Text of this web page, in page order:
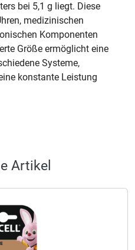
bei 5,1 g liegt. Diese
medizinischen
Komponenten
Größe ermöglicht eine
Systeme,
konstante Leistung
Artikel